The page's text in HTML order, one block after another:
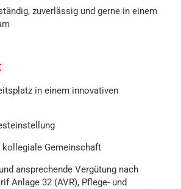
zuverlässig und gerne in einem
in einem innovativen
Gemeinschaft
ansprechende Vergütung nach
Anlage 32 (AVR), Pflege- und